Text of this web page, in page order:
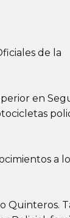
de la
en
a
Quinteros.